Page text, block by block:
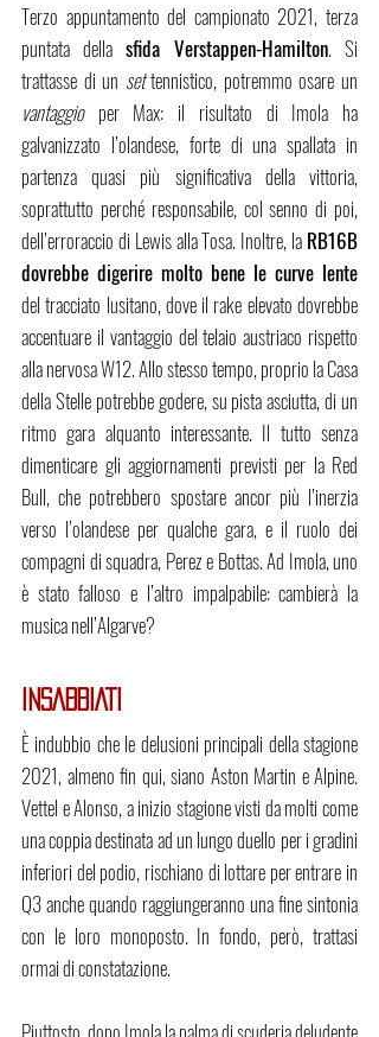
Terzo appuntamento del campionato 2021, terza
puntata della sfida Verstappen-Hamilton. Si
trattasse di un set
vantaggio per Max: il risultato di Imola ha
galvanizzato l’olandese, forte di una spallata in
partenza quasi più significativa della vittoria,
soprattutto perché responsabile, col senno di poi,
dell’erroraccio di Lewis alla Tosa. Inoltre, la RB16B
dovrebbe digerire molto bene le curve lente
del tracciato lusitano, dove il rake elevato dovrebbe
accentuare il vantaggio del telaio austriaco rispetto
alla nervosa W12. Allo stesso tempo, proprio la Casa
della Stelle potrebbe godere, su pista asciutta, di un
ritmo gara alquanto interessante. Il tutto senza
dimenticare gli aggiornamenti previsti per la Red
Bull, che potrebbero spostare ancor più l’inerzia
verso l’olandese per qualche gara, e il ruolo dei
compagni di squadra, Perez e Bottas. Ad Imola, uno
è stato falloso e l’altro impalpabile: cambierà la
musica nell’Algarve?
INSABBIATI
È indubbio che le delusioni principali della stagione
2021, almeno fin qui, siano Aston Martin e Alpine.
Vettel e Alonso, a inizio stagione visti da molti come
una coppia destinata ad un lungo duello per i gradini
inferiori del podio, rischiano di lottare per entrare in
Q3 anche quando raggiungeranno una fine sintonia
con le loro monoposto. In fondo, però, trattasi
ormai di constatazione.